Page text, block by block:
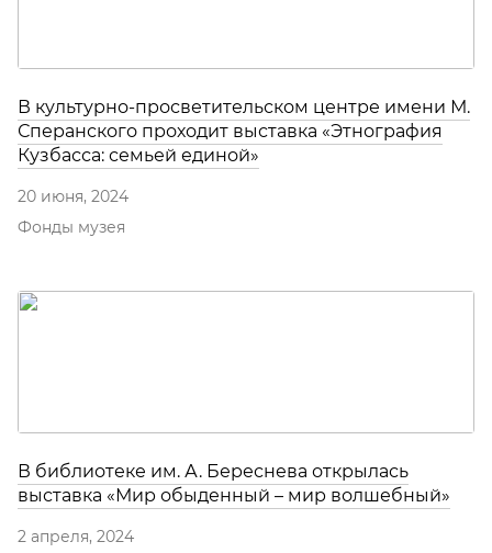
В культурно-просветительском центре имени М.
Сперанского проходит выставка «Этнография
Кузбасса: семьей единой»
20 июня, 2024
Фонды музея
В библиотеке им. А. Береснева открылась
выставка «Мир обыденный – мир волшебный»
2 апреля, 2024